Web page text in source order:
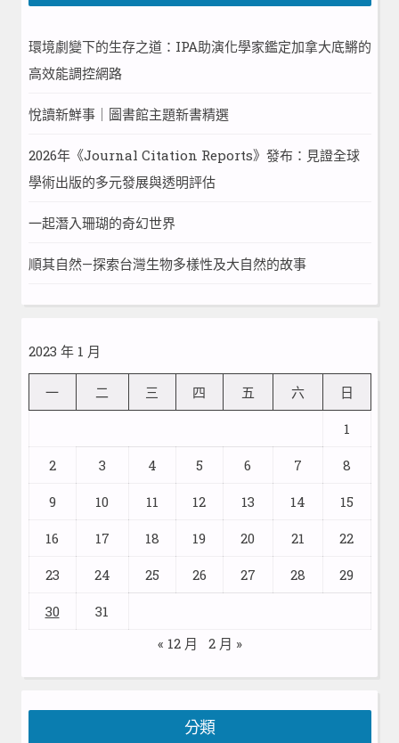
環境劇變下的生存之道：IPA助演化學家鑑定加拿大底鱂的
高效能調控網路
悅讀新鮮事｜圖書館主題新書精選
2026年《Journal Citation Reports》發布：見證全球
學術出版的多元發展與透明評估
一起潛入珊瑚的奇幻世界
順其自然—探索台灣生物多樣性及大自然的故事
2023 年 1 月
一 二 三 四 五 六 日
1
2 3 4 5 6 7 8
9 10 11 12 13 14 15
16 17 18 19 20 21 22
23 24 25 26 27 28 29
30
31
« 12 月
2 月 »
分類